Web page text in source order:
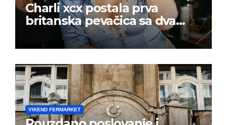
Charli xcx postala prva
britanska pevačica sa dva
albuma na prvom mestu u
istoj kalendarskoj godini
VIKEND FERMARKET